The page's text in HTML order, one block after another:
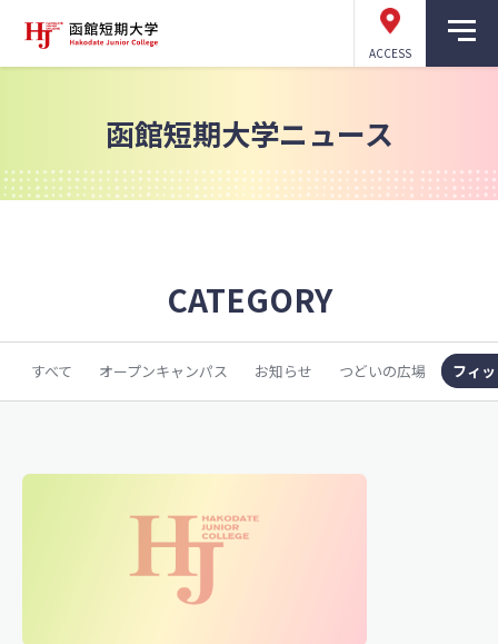
ACCESS
函館短期大学ニュース
CATEGORY
すべて オープンキャンパス お知らせ つどいの広場 フィ